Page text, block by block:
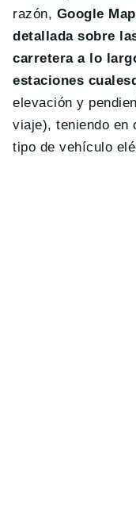
razón, Google
detallada sobre
carretera a lo
estaciones
elevación y
viaje), teniendo en
tipo de vehículo